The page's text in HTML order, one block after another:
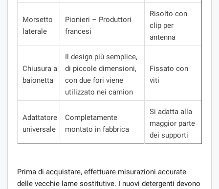
Morsetto
laterale
Pionieri – Produttori
francesi
Risolto con
clip per
antenna
Chiusura a
baionetta
Il design più semplice,
di piccole dimensioni,
con due fori viene
utilizzato nei camion
Fissato con
viti
Adattatore
universale
Completamente
montato in fabbrica
Si adatta alla
maggior parte
dei supporti
Prima di acquistare, effettuare misurazioni accurate
delle vecchie lame sostitutive. I nuovi detergenti devono